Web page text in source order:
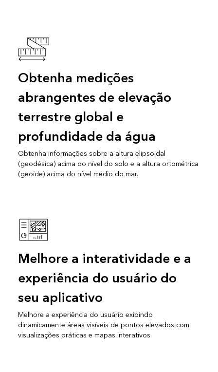
Obtenha medições
abrangentes de elevação
terrestre global e
profundidade da água
Obtenha informações sobre a altura elipsoidal
(geodésica) acima do nível do solo e a altura ortométrica
(geoide) acima do nível médio do mar.
Melhore a interatividade e a
experiência do usuário do
seu aplicativo
Melhore a experiência do usuário exibindo
dinamicamente áreas visíveis de pontos elevados com
visualizações práticas e mapas interativos.